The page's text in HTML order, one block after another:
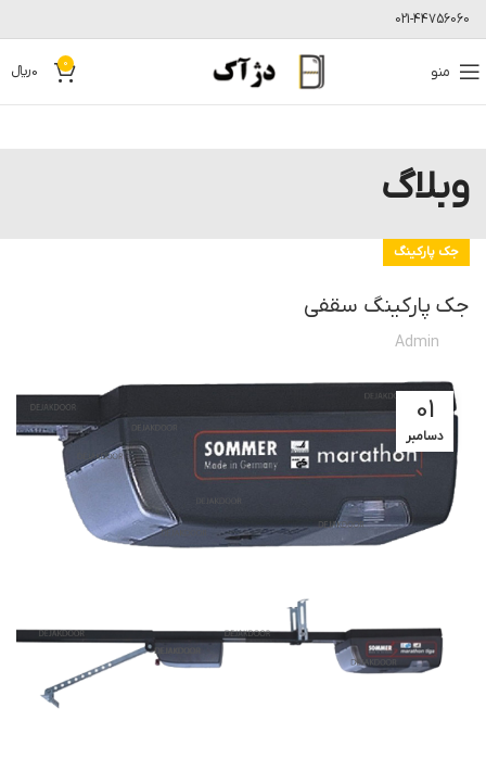
021-44756060
منو 0
0﷼
وبلاگ
جک پارکینگ
جک پارکینگ سقفی
Admin
01
دسامبر